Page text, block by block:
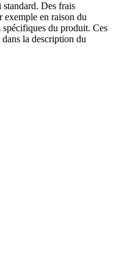
Des frais
exemple en raison du
spécifiques du produit. Ces
la description du